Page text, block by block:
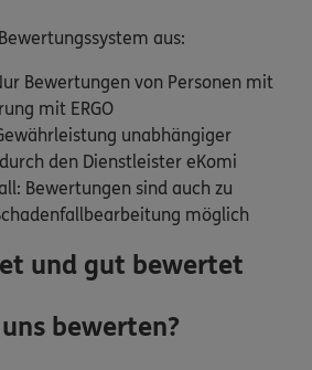
aus:
Bewertungen von Personen mit
mit ERGO
unabhängiger
den Dienstleister eKomi
Bewertungen sind auch zu
möglich
und gut bewertet
bewerten?